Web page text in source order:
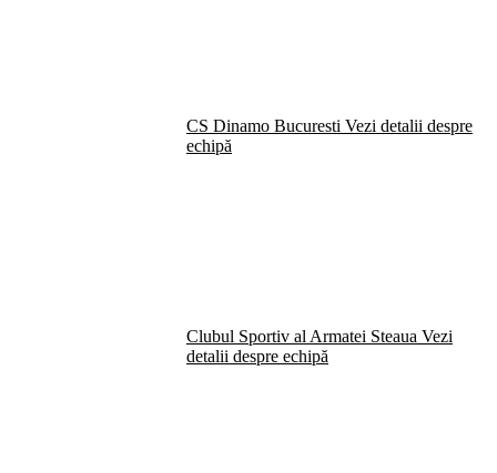
CS Dinamo Bucuresti Vezi detalii despre
echipă
Clubul Sportiv al Armatei Steaua Vezi
detalii despre echipă